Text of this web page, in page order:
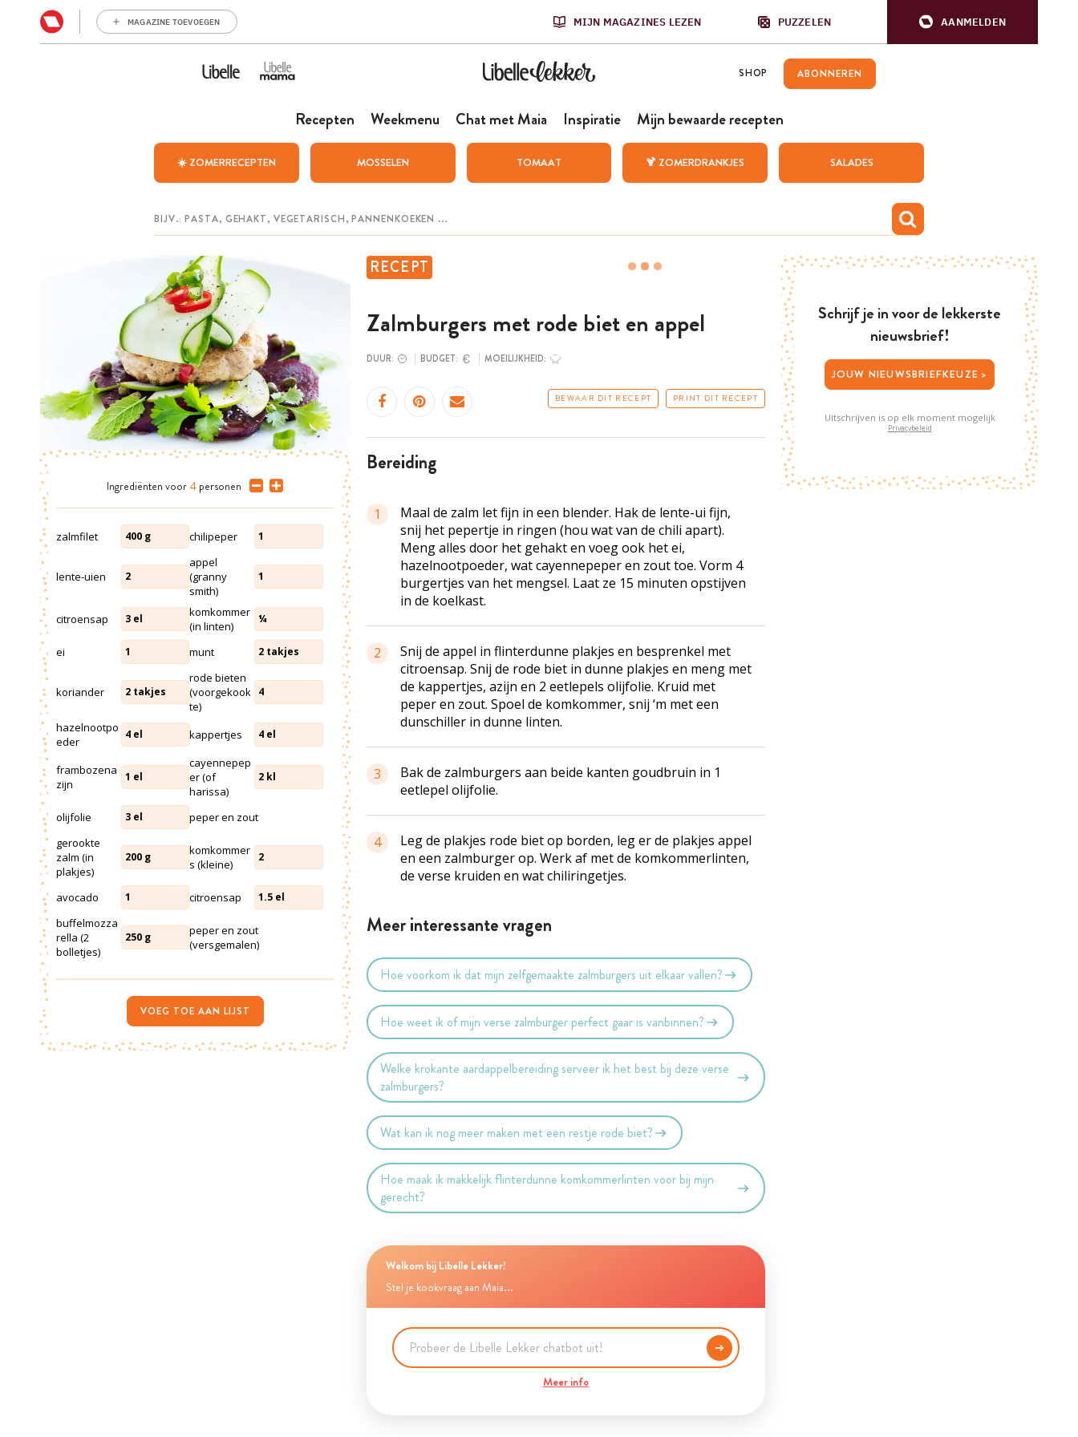
MAGAZINE TOEVOEGEN MIJN MAGAZINES LEZEN PUZZELEN AANMELDEN
SHOP ABONNEREN
Recepten Weekmenu Chat met Maia Inspiratie Mijn bewaarde recepten
☀️ ZOMERRECEPTEN MOSSELEN TOMAAT 🍹 ZOMERDRANKJES SALADES
RECEPT
Zalmburgers met rode biet en appel
DUUR: BUDGET: MOEILIJKHEID:
BEWAAR DIT RECEPT PRINT DIT RECEPT
bereiding
1
Maal de zalm let fijn in een blender. Hak de lente-ui fijn,
snij het pepertje in ringen (hou wat van de chili apart).
Meng alles door het gehakt en voeg ook het ei,
hazelnootpoeder, wat cayennepeper en zout toe. Vorm 4
burgertjes van het mengsel. Laat ze 15 minuten opstijven
in de koelkast.
2
Snij de appel in flinterdunne plakjes en besprenkel met
citroensap. Snij de rode biet in dunne plakjes en meng met
de kappertjes, azijn en 2 eetlepels olijfolie. Kruid met
peper en zout. Spoel de komkommer, snij ‘m met een
dunschiller in dunne linten.
3
Bak de zalmburgers aan beide kanten goudbruin in 1
eetlepel olijfolie.
4
Leg de plakjes rode biet op borden, leg er de plakjes appel
en een zalmburger op. Werk af met de komkommerlinten,
de verse kruiden en wat chiliringetjes.
Meer interessante vragen
Hoe voorkom ik dat mijn zelfgemaakte zalmburgers uit elkaar vallen?
Hoe weet ik of mijn verse zalmburger perfect gaar is vanbinnen?
Welke krokante aardappelbereiding serveer ik het best bij deze verse
zalmburgers?
Wat kan ik nog meer maken met een restje rode biet?
Hoe maak ik makkelijk flinterdunne komkommerlinten voor bij mijn
gerecht?
Welkom bij Libelle Lekker!
Stel je kookvraag aan Maia...
Meer info
Ingrediënten voor 4 personen
zalmfilet 400 g chilipeper 1
lente-uien 2
appel
(granny
smith)
1
citroensap 3 el
komkommer
(in linten)
¼
ei 1 munt 2 takjes
koriander 2 takjes
rode bieten
(voorgekook
te)
4
hazelnootpo
eder
4 el kappertjes 4 el
frambozena
zijn
1 el
cayennepep
er (of
harissa)
2 kl
olijfolie 3 el
peper en zout
gerookte
zalm (in
plakjes)
200 g
komkommer
s (kleine)
2
avocado 1 citroensap 1.5 el
buffelmozza
rella (2
bolletjes)
250 g
peper en zout
(versgemalen)
VOEG TOE AAN LIJST
Schrijf je in voor de lekkerste
nieuwsbrief!
JOUW NIEUWSBRIEFKEUZE >
Uitschrijven is op elk moment mogelijk
Privacybeleid